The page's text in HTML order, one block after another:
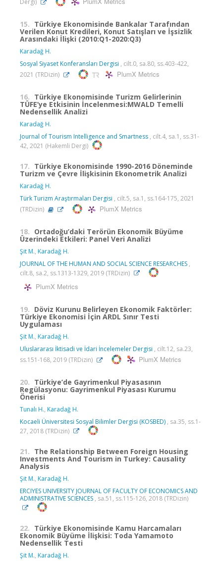
Dergi)
15. Türkiye Ekonomisinde Bankalar Tarafından
Verilen Konut Kredileri, Konut Satışları ve İşsizlik
Arasındaki İlişki (2010:Q1-2020:Q3)
Karadağ H.
Sosyal Siyaset Konferansları Dergisi , cilt.0, sa.80, ss.403-422,
2021 (TRDizin)
PlumX Metrics
16. Türkiye Ekonomisinde Turizm Gelirlerinin
TÜFE’ye Etkisinin İncelenmesi:MWALD Temelli
Nedensellik Analizi
Karadağ H.
Journal of Tourism Intelligence and Smartness , cilt.4, sa.1, ss.31-
42, 2021 (Hakemli Dergi)
17. Türkiye Ekonomisinde 1990-2016 Döneminde
Turizm ve Çevre İlişkisinin Ekonometrik Analizi
Karadağ H.
Türk Turizm Araştırmaları Dergisi , cilt.5, sa.1, ss.164-175, 2021
(TRDizin)
PlumX Metrics
18. Ortadoğu’daki Terörün Ekonomik Büyüme
Üzerindeki Etkileri: Panel Veri Analizi
Şit M., Karadağ H.
JOURNAL OF THE HUMAN AND SOCIAL SCIENCE RESEARCHES ,
cilt.8, sa.2, ss.1313-1329, 2019 (TRDizin)
PlumX Metrics
19. Döviz Kurunu Belirleyen Ekonomik Faktörler:
Türkiye Ekonomisi İçin ARDL Sınır Testi
Uygulaması
Şit M., Karadağ H.
Uluslararası İktisadi ve İdari İncelemeler Dergisi , cilt.12, sa.23,
ss.151-168, 2019 (TRDizin)
PlumX Metrics
20. Türkiye’de Gayrimenkul Piyasasının
Regülasyonu: Gayrimenkul Piyasası Kurumu
Önerisi
Tunalı H., Karadağ H.
Kocaeli Üniversitesi Sosyal Bilimler Dergisi (KOSBED) , sa.35, ss.1-
27, 2018 (TRDizin)
21. The Relationship Between Foreign Housing
Investments And Tourism in Turkey: Causality
Analysis
Şit M., Karadağ H.
ERCIYES UNIVERSITY JOURNAL OF FACULTY OF ECONOMICS AND
ADMINISTRATIVE SCIENCES , sa.51, ss.115-126, 2018 (TRDizin)
22. Türkiye Ekonomisinde Kamu Harcamaları
Ekonomik Büyüme İlişkisi: Toda Yamamoto
Nedensellik Testi
Şit M., Karadağ H.